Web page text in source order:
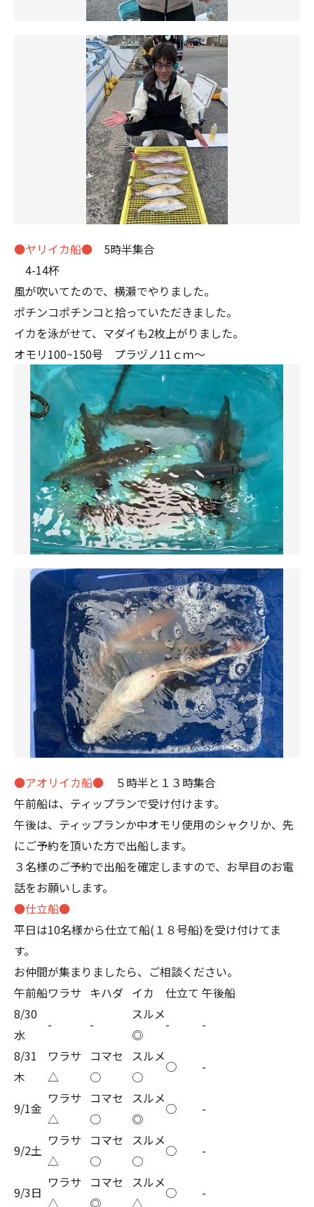
●ヤリイカ船● 5時半集合
4-14杯
風が吹いてたので、横瀬でやりました。
ポチンコポチンコと拾っていただきました。
イカを泳がせて、マダイも2枚上がりました。
オモリ100~150号 プラヅノ11ｃｍ～
●アオリイカ船● ５時半と１３時集合
午前船は、ティップランで受け付けます。
午後は、ティップランか中オモリ使用のシャクリか、先
にご予約を頂いた方で出船します。
３名様のご予約で出船を確定しますので、お早目のお電
話をお願いします。
●仕立船●
平日は10名様から仕立て船(１８号船)を受け付けてま
す。
お仲間が集まりましたら、ご相談ください。
午前船ワラサ キハダ イカ 仕立て 午後船
8/30
水
- -
スルメ
◎
-
-
8/31
木
ワラサ
△
コマセ
○
スルメ
○
○ -
9/1金
ワラサ
△
コマセ
○
スルメ
◎
○ -
9/2土
ワラサ
△
コマセ
○
スルメ
○
○ -
9/3日
ワラサ
△
コマセ
◎
スルメ
△
○ -